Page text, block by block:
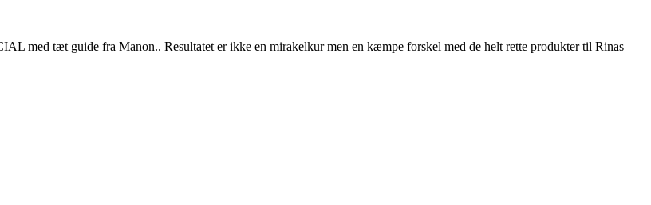
med tæt guide fra Manon.. Resultatet er ikke en mirakelkur men en kæmpe forskel med de helt rette produkter til Rinas